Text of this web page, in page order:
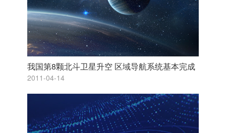
我国第8颗北斗卫星升空 区域导航系统基本完成
2011-04-14